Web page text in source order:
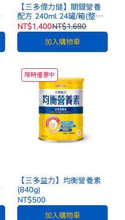
【三多偉力健】關鍵營養
配方 240ml 24罐/箱(整箱
出貨)[一箱再加贈4罐]
NT$1,400NT$1,680
加入購物車
限時優惠中
【三多益力】均衡營養素
(840g)
NT$500
加入購物車